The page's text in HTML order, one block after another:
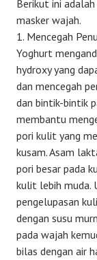
Berikut ini
masker wajah.
1. Mencegah
Yoghurt
hydroxy yang
dan mencegah
dan bintik-bintik
membantu
pori kulit yang
kusam. Asam
pori besar pada
kulit lebih muda.
pengelupasan
dengan susu
pada wajah
bilas dengan air